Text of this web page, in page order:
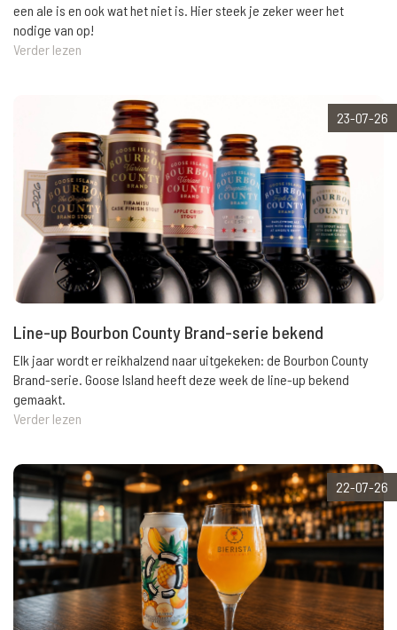
een ale is en ook wat het niet is. Hier steek je zeker weer het
nodige van op!
Verder lezen
23-07-26
Line-up Bourbon County Brand-serie bekend
Elk jaar wordt er reikhalzend naar uitgekeken: de Bourbon County
Brand-serie. Goose Island heeft deze week de line-up bekend
gemaakt.
Verder lezen
22-07-26